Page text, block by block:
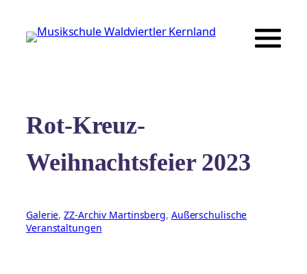
springen
Rot-Kreuz-
Weihnachtsfeier 2023
Galerie, ZZ-Archiv Martinsberg, Außerschulische
Veranstaltungen